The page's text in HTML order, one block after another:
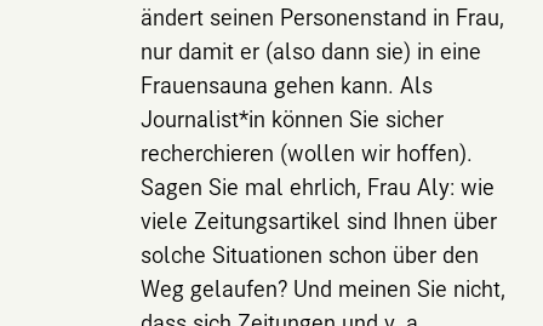
ändert seinen Personenstand in Frau,
nur damit er (also dann sie) in eine
Frauensauna gehen kann. Als
Journalist*in können Sie sicher
recherchieren (wollen wir hoffen).
Sagen Sie mal ehrlich, Frau Aly: wie
viele Zeitungsartikel sind Ihnen über
solche Situationen schon über den
Weg gelaufen? Und meinen Sie nicht,